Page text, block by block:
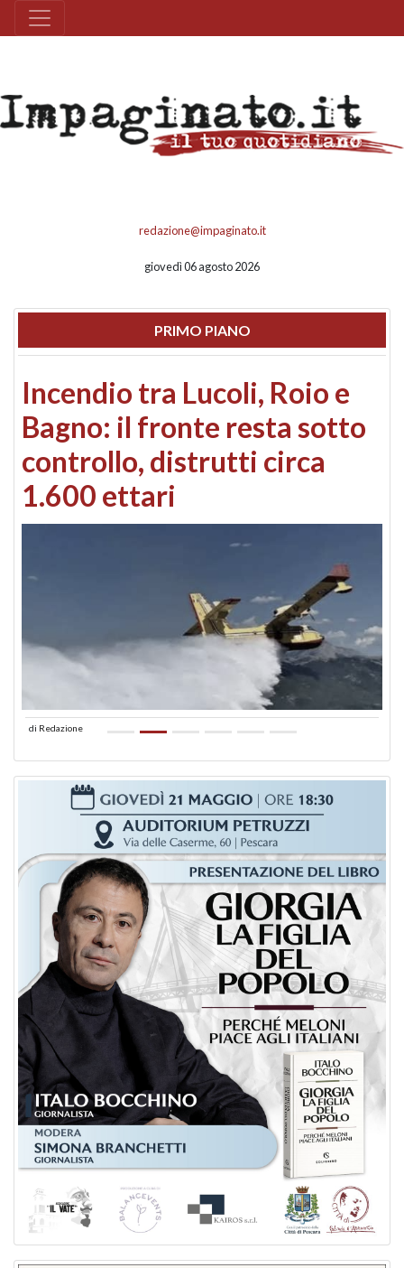
redazione@impaginato.it
giovedì 06 agosto 2026
PRIMO PIANO
Incendio tra Lucoli, Roio e
Bagno: il fronte resta sotto
controllo, distrutti circa
1.600 ettari
di Redazione